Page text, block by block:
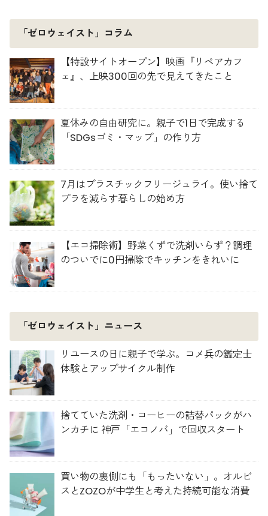
「ゼロウェイスト」コラム
【特設サイトオープン】映画『リペアカフ
ェ』、上映300回の先で見えてきたこと
夏休みの自由研究に。親子で1日で完成する
「SDGsゴミ・マップ」の作り方
7月はプラスチックフリージュライ。使い捨て
プラを減らす暮らしの始め方
【エコ掃除術】野菜くずで洗剤いらず？調理
のついでに0円掃除でキッチンをきれいに
「ゼロウェイスト」ニュース
リユースの日に親子で学ぶ。コメ兵の鑑定士
体験とアップサイクル制作
捨てていた洗剤・コーヒーの詰替パックがハ
ンカチに 神戸「エコノバ」で回収スタート
買い物の裏側にも「もったいない」。オルビ
スとZOZOが中学生と考えた持続可能な消費